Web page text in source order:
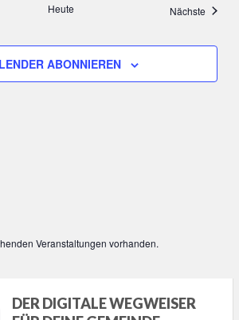
Heute Nächste
ABONNIEREN
Veranstaltungen vorhanden.
DER DIGITALE WEGWEISER